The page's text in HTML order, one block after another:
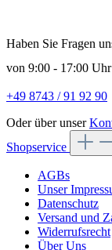
Haben Sie Fragen
von 9:00 - 17:00
+49 8743 / 91 92 90
Oder über unser
Shopservice
AGBs
Unser
Datenschutz
Versand und
Widerrufsrecht
Über Uns